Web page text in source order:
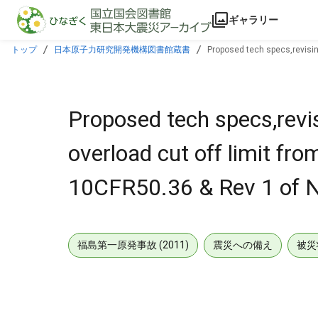
本文に飛ぶ
ギャラリー
トップ 日本原子力研究開発機構図書館蔵書
Proposed tech
Proposed tech
overload cut off limit
10CFR50.36 & Rev 1 of
福島第一原発事故 (2011) 震災への備え 被災